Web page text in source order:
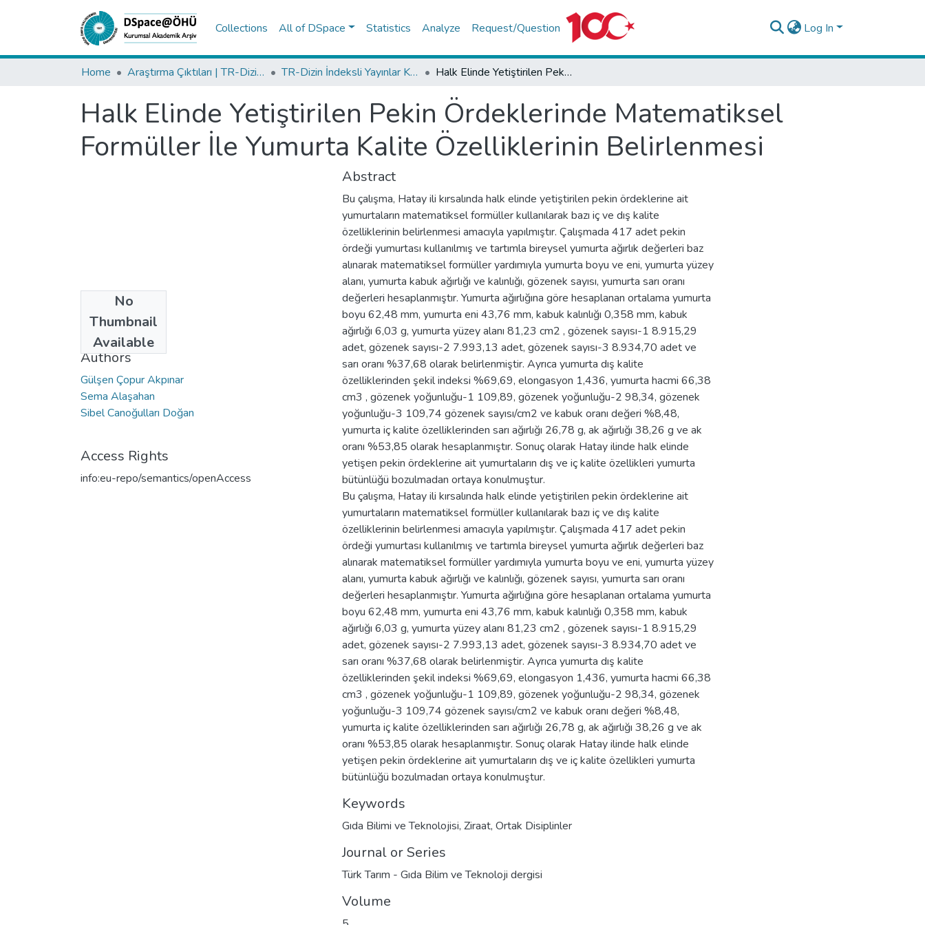
Collections All of DSpace Statistics Analyze Request/Question Log In
Home Araştırma Çıktıları | TR-Dizin | WoS | Scopus | PubMed TR-Dizin İndeksli Yayınlar Koleksiyonu Halk Elinde Yetiştirilen Pekin Ördeklerinde Matematiksel Formüller İle Yumurta Kalite Özelliklerinin Belirlenmesi
Halk Elinde Yetiştirilen Pekin Ördeklerinde Matematiksel
Formüller İle Yumurta Kalite Özelliklerinin Belirlenmesi
No
Thumbnail
Available
2017
Authors
Gülşen Çopur Akpınar
Sema Alaşahan
Sibel Canoğulları Doğan
Access Rights
info:eu-repo/semantics/openAccess
Abstract
Bu çalışma, Hatay ili kırsalında halk elinde yetiştirilen pekin ördeklerine ait
yumurtaların matematiksel formüller kullanılarak bazı iç ve dış kalite
özelliklerinin belirlenmesi amacıyla yapılmıştır. Çalışmada 417 adet pekin
ördeği yumurtası kullanılmış ve tartımla bireysel yumurta ağırlık değerleri baz
alınarak matematiksel formüller yardımıyla yumurta boyu ve eni, yumurta yüzey
alanı, yumurta kabuk ağırlığı ve kalınlığı, gözenek sayısı, yumurta sarı oranı
değerleri hesaplanmıştır. Yumurta ağırlığına göre hesaplanan ortalama yumurta
boyu 62,48 mm, yumurta eni 43,76 mm, kabuk kalınlığı 0,358 mm, kabuk
ağırlığı 6,03 g, yumurta yüzey alanı 81,23 cm2 , gözenek sayısı-1 8.915,29
adet, gözenek sayısı-2 7.993,13 adet, gözenek sayısı-3 8.934,70 adet ve
sarı oranı %37,68 olarak belirlenmiştir. Ayrıca yumurta dış kalite
özelliklerinden şekil indeksi %69,69, elongasyon 1,436, yumurta hacmi 66,38
cm3 , gözenek yoğunluğu-1 109,89, gözenek yoğunluğu-2 98,34, gözenek
yoğunluğu-3 109,74 gözenek sayısı/cm2 ve kabuk oranı değeri %8,48,
yumurta iç kalite özelliklerinden sarı ağırlığı 26,78 g, ak ağırlığı 38,26 g ve ak
oranı %53,85 olarak hesaplanmıştır. Sonuç olarak Hatay ilinde halk elinde
yetişen pekin ördeklerine ait yumurtaların dış ve iç kalite özellikleri yumurta
bütünlüğü bozulmadan ortaya konulmuştur.
Bu çalışma, Hatay ili kırsalında halk elinde yetiştirilen pekin ördeklerine ait
yumurtaların matematiksel formüller kullanılarak bazı iç ve dış kalite
özelliklerinin belirlenmesi amacıyla yapılmıştır. Çalışmada 417 adet pekin
ördeği yumurtası kullanılmış ve tartımla bireysel yumurta ağırlık değerleri baz
alınarak matematiksel formüller yardımıyla yumurta boyu ve eni, yumurta yüzey
alanı, yumurta kabuk ağırlığı ve kalınlığı, gözenek sayısı, yumurta sarı oranı
değerleri hesaplanmıştır. Yumurta ağırlığına göre hesaplanan ortalama yumurta
boyu 62,48 mm, yumurta eni 43,76 mm, kabuk kalınlığı 0,358 mm, kabuk
ağırlığı 6,03 g, yumurta yüzey alanı 81,23 cm2 , gözenek sayısı-1 8.915,29
adet, gözenek sayısı-2 7.993,13 adet, gözenek sayısı-3 8.934,70 adet ve
sarı oranı %37,68 olarak belirlenmiştir. Ayrıca yumurta dış kalite
özelliklerinden şekil indeksi %69,69, elongasyon 1,436, yumurta hacmi 66,38
cm3 , gözenek yoğunluğu-1 109,89, gözenek yoğunluğu-2 98,34, gözenek
yoğunluğu-3 109,74 gözenek sayısı/cm2 ve kabuk oranı değeri %8,48,
yumurta iç kalite özelliklerinden sarı ağırlığı 26,78 g, ak ağırlığı 38,26 g ve ak
oranı %53,85 olarak hesaplanmıştır. Sonuç olarak Hatay ilinde halk elinde
yetişen pekin ördeklerine ait yumurtaların dış ve iç kalite özellikleri yumurta
bütünlüğü bozulmadan ortaya konulmuştur.
Keywords
Gıda Bilimi ve Teknolojisi, Ziraat, Ortak Disiplinler
Journal or Series
Türk Tarım - Gıda Bilim ve Teknoloji dergisi
Volume